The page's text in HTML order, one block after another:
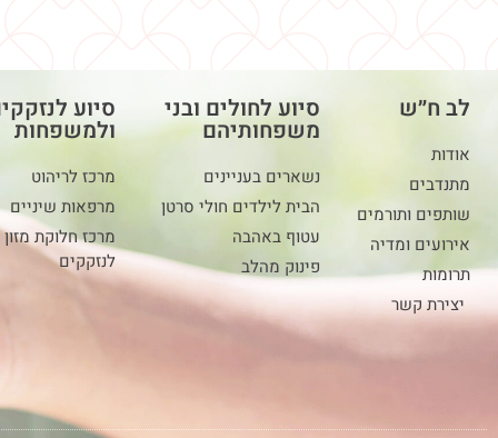
לב ח״ש
אודות
מתנדבים
שותפים ותורמים
אירועים ומדיה
תרומות
יצירת קשר
סיוע לחולים ובני
משפחותיהם
נשארים בעניינים
הבית לילדים חולי סרטן
עטוף באהבה
פינוק מהלב
סיוע
ולמשפחות
מרכז לריהוט
מרפאות שיניים
מרכז חלוקת מזון
לנזקקים